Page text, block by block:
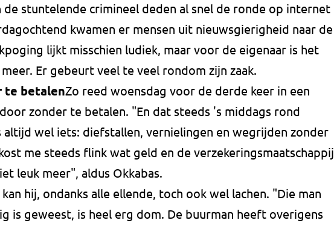
de stuntelende crimineel deden al snel de ronde op internet
kwamen er mensen uit nieuwsgierigheid naar de
lijkt misschien ludiek, maar voor de eigenaar is het
Er gebeurt veel te veel rondom zijn zaak.
te betalenZo reed woensdag voor de derde keer in een
zonder te betalen. "En dat steeds 's middags rond
altijd wel iets: diefstallen, vernielingen en wegrijden zonder
me steeds flink wat geld en de verzekeringsmaatschappij
leuk meer", aldus Okkabas.
hij, ondanks alle ellende, toch ook wel lachen. "Die man
is geweest, is heel erg dom. De buurman heeft overigens